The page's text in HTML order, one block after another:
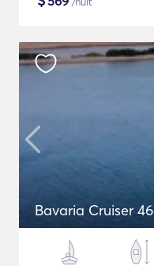
Bavaria Cruiser 46